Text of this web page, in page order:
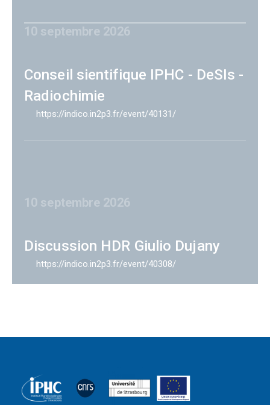
10 septembre 2026
Conseil sientifique IPHC - DeSIs -
Radiochimie
https://indico.in2p3.fr/event/40131/
10 septembre 2026
Discussion HDR Giulio Dujany
https://indico.in2p3.fr/event/40308/